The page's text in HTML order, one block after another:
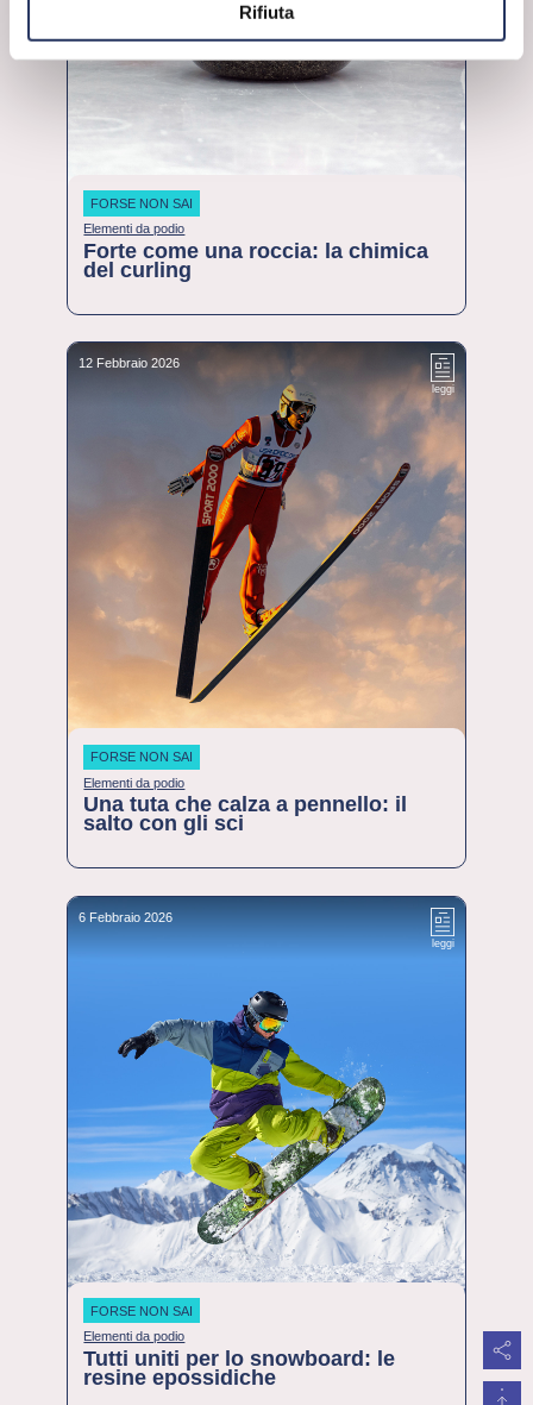
Rifiuta
FORSE NON SAI
Elementi da podio
Forte come una roccia: la chimica
del curling
12 Febbraio 2026
leggi
FORSE NON SAI
Elementi da podio
Una tuta che calza a pennello: il
salto con gli sci
6 Febbraio 2026
leggi
FORSE NON SAI
Elementi da podio
Tutti uniti per lo snowboard: le
resine epossidiche